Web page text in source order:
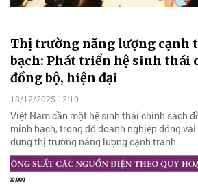
Thị trường năng lượng cạnh
bạch: Phát triển hệ sinh thái
đồng bộ, hiện đại
18/12/2025 12:10
Việt Nam cần một hệ sinh thái chính sách
minh bạch, trong đó doanh nghiệp đóng
dựng thị trường năng lượng cạnh tranh.